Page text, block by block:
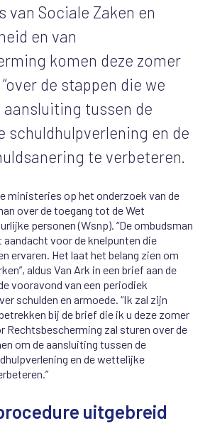
van Sociale Zaken en
en van
komen deze zomer
de stappen die we
aansluiting tussen de
schuldhulpverlening en de
te verbeteren.
ministeries op het onderzoek van de
over de toegang tot de Wet
personen (Wsnp). “De ombudsman
voor de knelpunten die
ervaren. Het laat het belang zien om
aldus Van Ark in een brief aan de
vooravond van een periodiek
schulden en armoede. “Ik zal zijn
bij de brief die ik u deze zomer
Rechtsbescherming zal sturen over de
om de aansluiting tussen de
en de wettelijke
uitgebreid